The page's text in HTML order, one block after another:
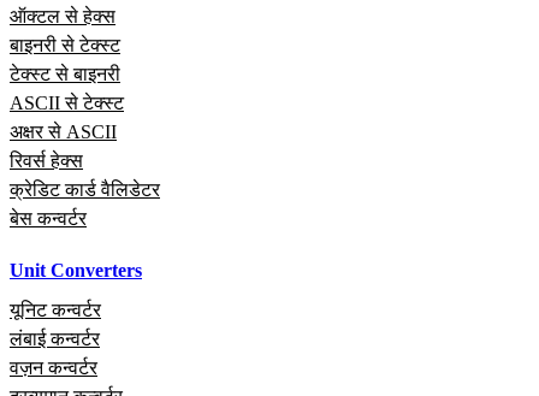
ऑक्टल से हेक्स
बाइनरी से टेक्स्ट
टेक्स्ट से बाइनरी
ASCII से टेक्स्ट
अक्षर से ASCII
रिवर्स हेक्स
क्रेडिट कार्ड वैलिडेटर
बेस कन्वर्टर
Unit Converters
यूनिट कन्वर्टर
लंबाई कन्वर्टर
वज़न कन्वर्टर